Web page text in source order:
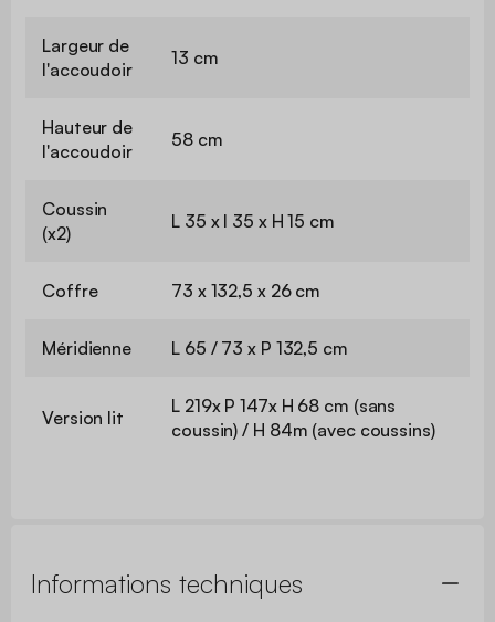
Largeur de
l'accoudoir
13 cm
Hauteur de
l'accoudoir
58 cm
Coussin
(x2)
L 35 x l 35 x H 15 cm
Coffre 73 x 132,5 x 26 cm
Méridienne L 65 / 73 x P 132,5 cm
Version lit
L 219x P 147x H 68 cm (sans
coussin) / H 84m (avec coussins)
Informations techniques